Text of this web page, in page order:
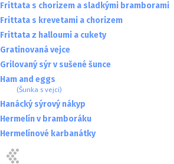
Frittata s chorizem a sladkými bramborami
Frittata s krevetami a chorizem
Frittata z halloumi a cukety
Gratinovaná vejce
Grilovaný sýr v sušené šunce
Ham and eggs
(Šunka s vejci)
Hanácký sýrový nákyp
Hermelín v bramboráku
Hermelínové karbanátky